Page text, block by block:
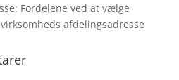
Fordelene ved at vælge
afdelingsadresse